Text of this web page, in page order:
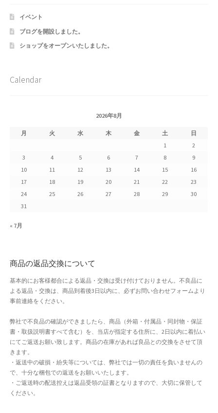
イベント
ブログを開設しました。
ショップをオープンいたしました。
Calendar
2026年8月
月 火 水 木 金 土
日
1
2
3
4 5 6 7 8
9
10
11 12 13 14 15
16
17
18 19 20 21 22
23
24
25 26 27 28 29
30
31
« 7月
商品の返品交換について
基本的にお客様都合による返品・交換は受け付けておりません。不良品に
よる返品・交換は、商品到着後3日以内に、必ずお問い合わせフォームより
事前連絡をください。
弊社で不良品の確認ができましたら、商品（外箱・付属品・同封物・保証
書・取扱説明書すべて含む）を、当店が指定する住所に、2日以内に着払い
にてご返送お願い致します。商品の在庫があれば良品との交換をさせて頂
きます。
・返送中の破損・紛失等については、弊社では一切の責任を負いませんの
で、十分な梱包での返送をお願いいたします。
・ご返送時の配送控えは返品受領の証書となりますので、大切に保管して
ください。